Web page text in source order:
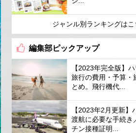
ジャンル別ランキングはこ
編集部ピックアップ
【2023年完全版】
旅行の費用・予算・
とめ。飛行機代...
【2023年2月更新】
渡航に必要な手続き
チン接種証明...